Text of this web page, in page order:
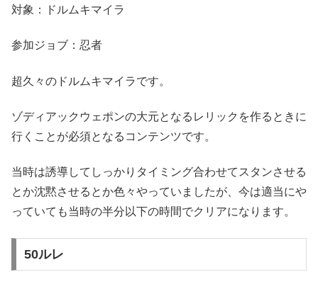
対象：ドルムキマイラ
参加ジョブ：忍者
超久々のドルムキマイラです。
ゾディアックウェポンの大元となるレリックを作るときに
行くことが必須となるコンテンツです。
当時は誘導してしっかりタイミング合わせてスタンさせる
とか沈黙させるとか色々やっていましたが、今は適当にや
っていても当時の半分以下の時間でクリアになります。
50ルレ